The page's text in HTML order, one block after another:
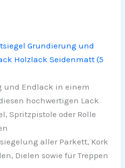
Grundierung und
Holzlack Seidenmatt (5
und Endlack in einem
hochwertigen Lack
Spritzpistole oder Rolle
aller Parkett, Kork
Dielen sowie für Treppen